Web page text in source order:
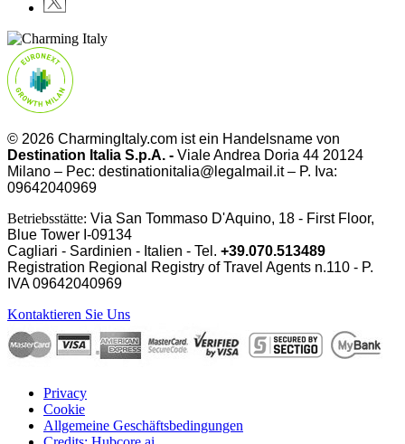
© 2026 CharmingItaly.com ist ein Handelsname von
Destination Italia S.p.A. - Viale Andrea Doria 44 20124
Milano – Pec: destinationitalia@legalmail.it – P. Iva:
09642040969
Betriebsstätte: Via San Tommaso D'Aquino, 18 - First Floor,
Blue Tower I-09134
Cagliari - Sardinien - Italien - Tel. +39.070.513489
Registration Regional Registry of Travel Agents n.110 - P.
IVA09642040969
Kontaktieren Sie Uns
Privacy
Cookie
Allgemeine Geschäftsbedingungen